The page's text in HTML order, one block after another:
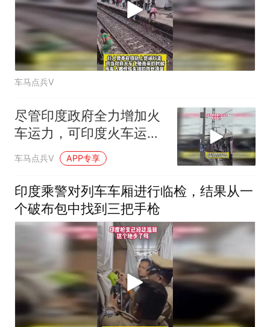
车马点兵V
尽管印度政府全力增加火
车运力，可印度火车运力
缺口仍非常巨大
车马点兵V APP专享
印度乘警对列车车厢进行临检，结果从一
个破布包中找到三把手枪